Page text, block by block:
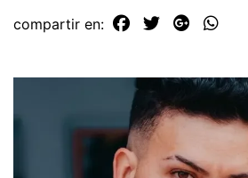
compartir en: